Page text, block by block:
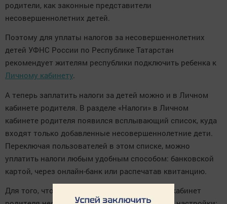
родители, как законные представители
несовершеннолетних детей.
Поэтому для уплаты налогов за несовершеннолетних
детей УФНС России по Республике Татарстан
рекомендует жителям республики подключить ребенка к
Личному кабинету.
А теперь заплатить налоги за детей можно и в Личном
кабинете родителя. В разделе «Налоги» в Личном
кабинете родителя появился всплывающий список, куда
входят только добавленные несовершеннолетние дети.
Переключая пользователей в этом списке, можно
уплатить налоги любым удобным способом: банковской
картой, через онлайн-банк или распечатав квитанцию.
Для того, чтобы добавить ребенка в Личный кабинет